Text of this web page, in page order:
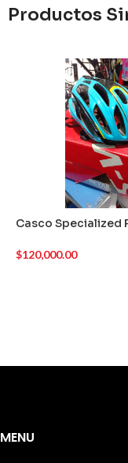
Productos
Casco Specialized
$120,000.00
MENU